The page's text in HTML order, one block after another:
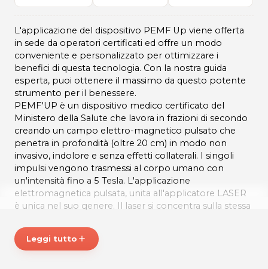
L'applicazione del dispositivo PEMF Up viene offerta
in sede da operatori certificati ed offre un modo
conveniente e personalizzato per ottimizzare i
benefici di questa tecnologia. Con la nostra guida
esperta, puoi ottenere il massimo da questo potente
strumento per il benessere.
PEMF'UP è un dispositivo medico certificato del
Ministero della Salute che lavora in frazioni di secondo
creando un campo elettro-magnetico pulsato che
penetra in profondità (oltre 20 cm) in modo non
invasivo, indolore e senza effetti collaterali. I singoli
impulsi vengono trasmessi al corpo umano con
un'intensità fino a 5 Tesla. L'applicazione
elettromagnetica pulsata, unita all'applicatore LASER
è unica nel suo genere. Il laser si concentra sulla stessa
perfettamente insieme per un effetto completo.
L'applicazione in studio può essere un valido supporto
Leggi tutto add